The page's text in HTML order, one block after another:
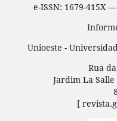
e-ISSN: 1679-415X
Unioeste -
Rua
Jardim La Salle
[